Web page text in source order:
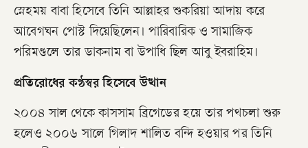
স্নেহময় বাবা হিসেবে তিনি আল্লাহর শুকরিয়া আদায় করে
আবেগঘন পোস্ট দিয়েছিলেন। পারিবারিক ও সামাজিক
পরিমণ্ডলে তার ডাকনাম বা উপাধি ছিল আবু ইবরাহিম।
প্রতিরোধের কণ্ঠস্বর হিসেবে উত্থান
​২০০৪ সাল থেকে কাসসাম ব্রিগেডের হয়ে তার পথচলা শুরু
হলেও ২০০৬ সালে গিলাদ শালিত বন্দি হওয়ার পর তিনি